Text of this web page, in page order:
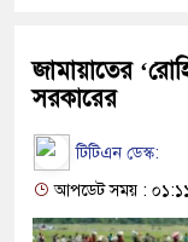
জামায়াতের
সরকারের
টিটিএন ডেস্ক:
আপডেট সময় :